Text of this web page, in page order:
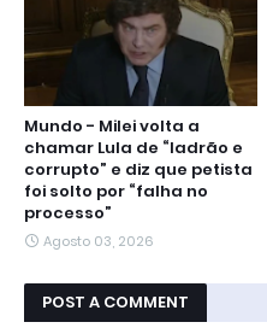
Mundo - Milei volta a
chamar Lula de “ladrão e
corrupto” e diz que petista
foi solto por “falha no
processo”
Agosto 03, 2026
POST A COMMENT